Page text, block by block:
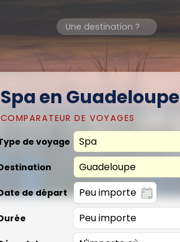
Spa en Guadeloupe
COMPARATEUR DE VOYAGES
de voyage
de départ